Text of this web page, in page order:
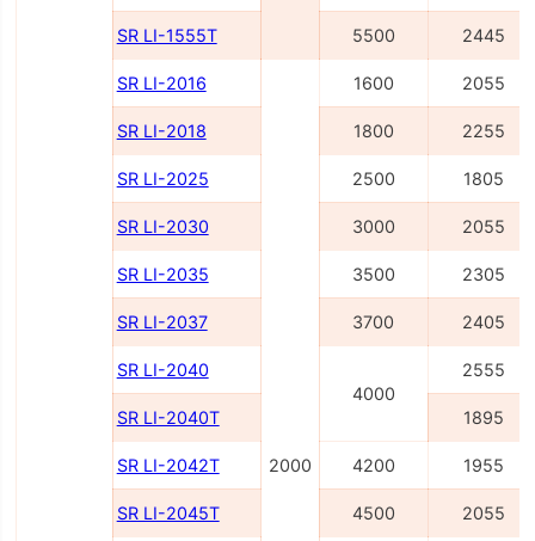
SR LI-1555Т 5500 2445
SR LI-2016
2000
1600 2055
SR LI-2018 1800 2255
SR LI-2025 2500 1805
SR LI-2030 3000 2055
SR LI-2035 3500 2305
SR LI-2037 3700 2405
SR LI-2040
4000
2555
SR LI-2040Т 1895
SR LI-2042Т 4200 1955
SR LI-2045Т 4500 2055